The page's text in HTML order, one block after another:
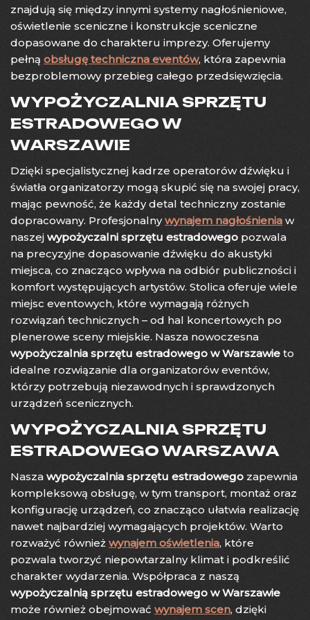
znajdują się między innymi systemy nagłośnieniowe,
oświetlenie sceniczne i konstrukcje sceniczne
dopasowane do charakteru imprezy. Oferujemy
pełną obsługę techniczna eventów, która zapewnia
bezproblemowy przebieg całego przedsięwzięcia.
WYPOŻYCZALNIA SPRZĘTU
ESTRADOWEGO W
WARSZAWIE
Dzięki specjalistycznej kadrze operatorów dźwięku i
światła organizatorzy mogą skupić się na swojej pracy,
mając pewność, że każdy detal techniczny zostanie
dopracowany. Profesjonalnywynajem nagłośnienia w
naszej wypożyczalni sprzętu estradowego pozwala
na precyzyjne dopasowanie dźwięku do akustyki
miejsca, co znacząco wpływa na odbiór publiczności i
komfort występujących artystów. Stolica oferuje wiele
miejsc eventowych, które wymagają różnych
rozwiązań technicznych – od hal koncertowych po
plenerowe sceny miejskie. Nasza nowoczesna
wypożyczalnia sprzętu estradowego w Warszawie to
idealne rozwiązanie dla organizatorów eventów,
którzy potrzebują niezawodnych i sprawdzonych
urządzeń scenicznych.
WYPOŻYCZALNIA SPRZĘTU
ESTRADOWEGO WARSZAWA
Nasza wypożyczalnia sprzętu estradowego zapewnia
kompleksową obsługę, w tym transport, montaż oraz
konfigurację urządzeń, co znacząco ułatwia realizację
nawet najbardziej wymagających projektów. Warto
rozważyć również wynajem oświetlenia, które
pozwala tworzyć niepowtarzalny klimat i podkreślić
charakter wydarzenia. Współpraca z naszą
wypożyczalnią sprzętu estradowego w Warszawie
może również obejmować wynajem scen, dzięki